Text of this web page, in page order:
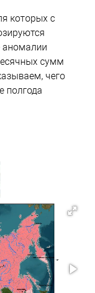
которых с
аномалии
сумм
чего
полгода